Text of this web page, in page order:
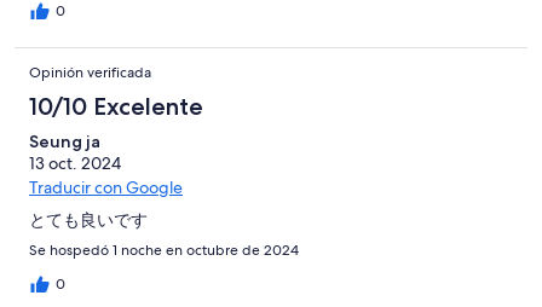
0
Opinión verificada
10/10 Excelente
Seung ja
13 oct. 2024
Traducir con Google
とても良いです
Se hospedó 1 noche en octubre de 2024
0